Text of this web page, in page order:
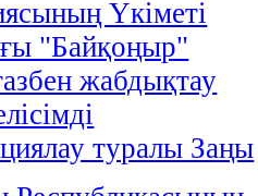
Үкіметі
"Байқоңыр"
жабдықтау
туралы Заңы